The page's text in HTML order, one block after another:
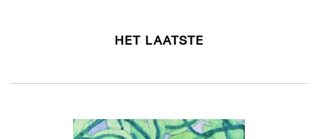
HET LAATSTE